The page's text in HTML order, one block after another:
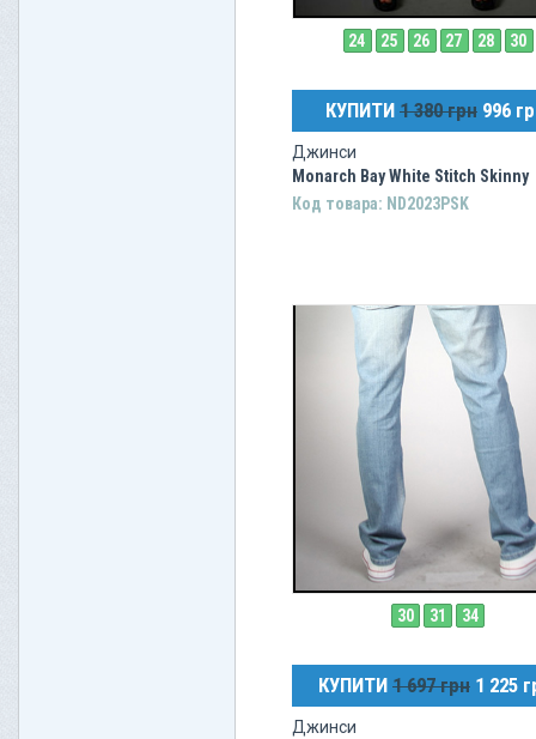
24 25 26 27 28 30
КУПИТИ 1 380 грн 996
Джинси
Monarch Bay White Stitch Skinny
Код товара: ND2023PSK
30 31 34
КУПИТИ 1 697 грн 1 225
Джинси